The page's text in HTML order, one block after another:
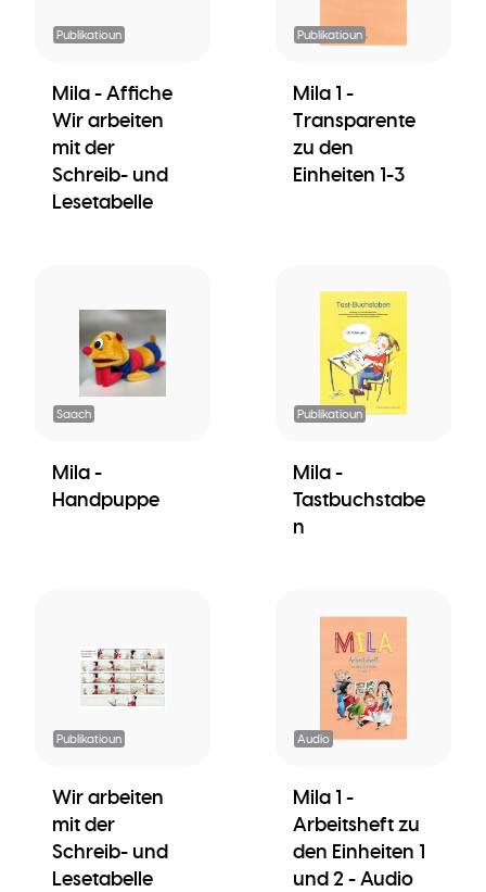
Publikatioun
Mila - Affiche
Wir arbeiten
mit der
Schreib- und
Lesetabelle
Publikatioun
Mila 1 -
Transparente
zu den
Einheiten 1-3
Saach
Mila -
Handpuppe
Publikatioun
Mila -
Tastbuchstabe
n
Publikatioun
Wir arbeiten
mit der
Schreib- und
Lesetabelle
Audio
Mila 1 -
Arbeitsheft zu
den Einheiten 1
und 2 - Audio